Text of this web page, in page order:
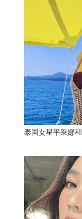
泰国女星平采娜